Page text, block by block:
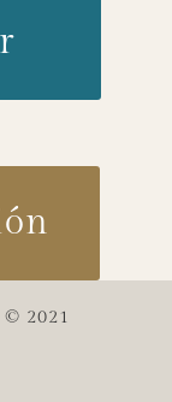
| © 2021